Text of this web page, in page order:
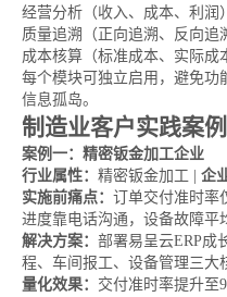
经营分析（收入、成本、利润）
质量追溯（正向追溯、反向追
成本核算（标准成本、实际成
每个模块可独立启用，避免功
信息孤岛。
制造业客户实践案例
案例一：精密钣金加工企业
行业属性： 精密钣金加工 | 企
实施前痛点： 订单交付准时率
进度靠电话沟通，设备故障平
解决方案： 部署易呈云ERP成
程、车间报工、设备管理三大
量化效果： 交付准时率提升至